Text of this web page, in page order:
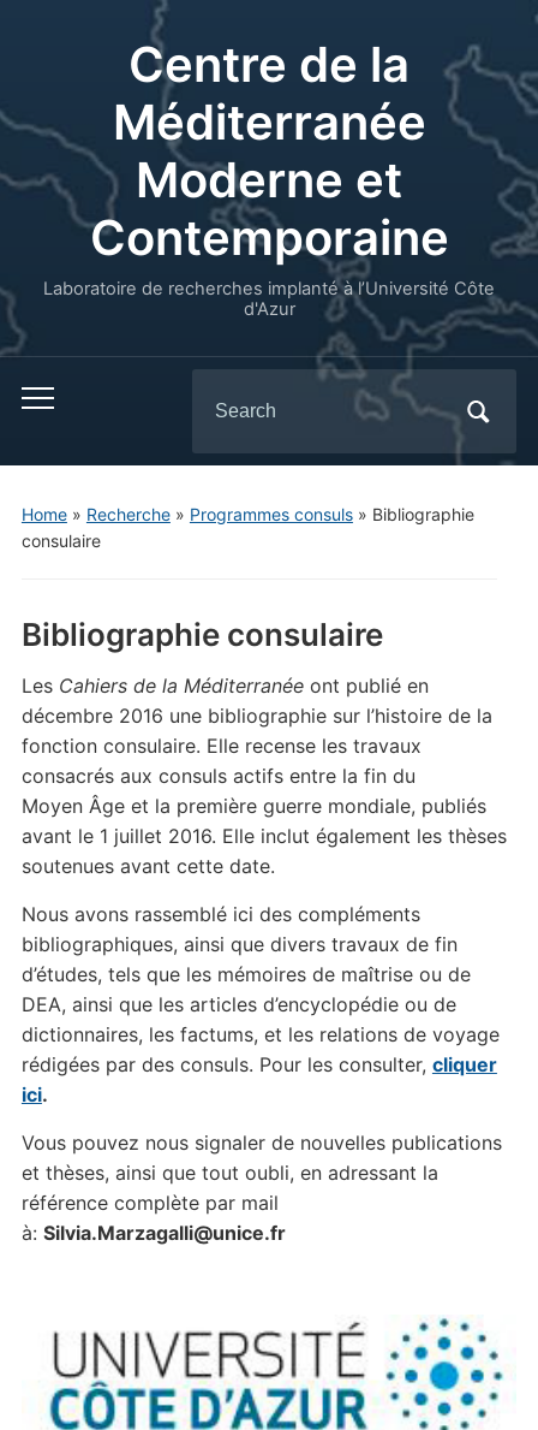
Centre de la
Méditerranée
Moderne et
Contemporaine
Laboratoire de recherches implanté à l’Université Côte
d'Azur
for:
Home» Recherche» Programmes consuls» Bibliographie
consulaire
Bibliographie consulaire
Les Cahiers de la Méditerranéeont publié en
décembre 2016 une bibliographie sur l’histoire de la
fonction consulaire. Elle recense les travaux
consacrés aux consuls actifs entre la fin du
Moyen Âge et la première guerre mondiale, publiés
avant le 1 juillet 2016. Elle inclut également les thèses
soutenues avant cette date.
Nous avons rassemblé ici des compléments
bibliographiques, ainsi que divers travaux de fin
d’études, tels que les mémoires de maîtrise ou de
DEA, ainsi que les articles d’encyclopédie ou de
dictionnaires, les factums, et les relations de voyage
rédigées par des consuls. Pour les consulter, cliquer
ici.
Vous pouvez nous signaler de nouvelles publications
et thèses, ainsi que tout oubli, en adressant la
référence complète par mail
à: Silvia.Marzagalli@unice.fr